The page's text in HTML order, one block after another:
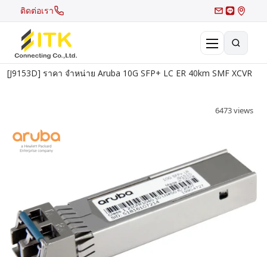
ติดต่อเรา
×
Hot Search
[J9153D] ราคา จำหน่าย Aruba 10G SFP+ LC ER 40km SMF XCVR
6473 views